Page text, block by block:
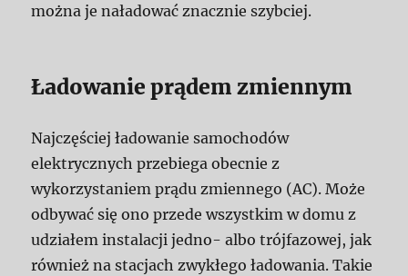
można je naładować znacznie szybciej.
Ładowanie prądem zmiennym
Najczęściej ładowanie samochodów
elektrycznych przebiega obecnie z
wykorzystaniem prądu zmiennego (AC). Może
odbywać się ono przede wszystkim w domu z
udziałem instalacji jedno- albo trójfazowej, jak
również na stacjach zwykłego ładowania. Takie